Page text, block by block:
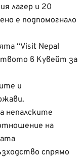
лагер и 20
е подпомогнало
“Visit Nepal
в Кувейт за
и
непалските
на
спрямо